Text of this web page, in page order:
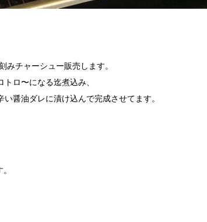
チャーシュー販売します。
ロ〜になる迄煮込み、
醤油ダレに漬け込んで完成させてます。